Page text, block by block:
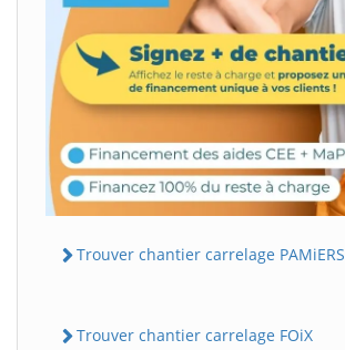
Trouver chantier carrelage PAMiERS
Trouver chantier carrelage FOiX